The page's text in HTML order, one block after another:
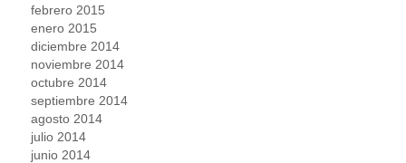
febrero 2015
enero 2015
diciembre 2014
noviembre 2014
octubre 2014
septiembre 2014
agosto 2014
julio 2014
junio 2014